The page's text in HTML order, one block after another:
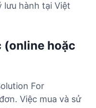
lưu hành tại Việt
(online hoặc
For
Việc mua và sử